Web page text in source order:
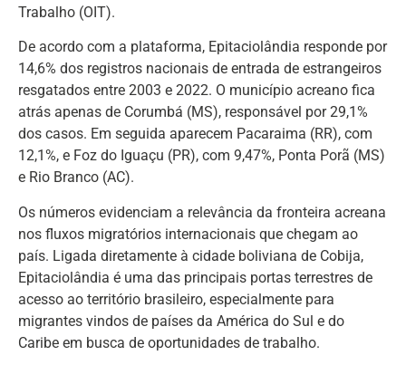
Trabalho (OIT).
De acordo com a plataforma, Epitaciolândia responde por
14,6% dos registros nacionais de entrada de estrangeiros
resgatados entre 2003 e 2022. O município acreano fica
atrás apenas de Corumbá (MS), responsável por 29,1%
dos casos. Em seguida aparecem Pacaraima (RR), com
12,1%, e Foz do Iguaçu (PR), com 9,47%, Ponta Porã (MS)
e Rio Branco (AC).
Os números evidenciam a relevância da fronteira acreana
nos fluxos migratórios internacionais que chegam ao
país. Ligada diretamente à cidade boliviana de Cobija,
Epitaciolândia é uma das principais portas terrestres de
acesso ao território brasileiro, especialmente para
migrantes vindos de países da América do Sul e do
Caribe em busca de oportunidades de trabalho.